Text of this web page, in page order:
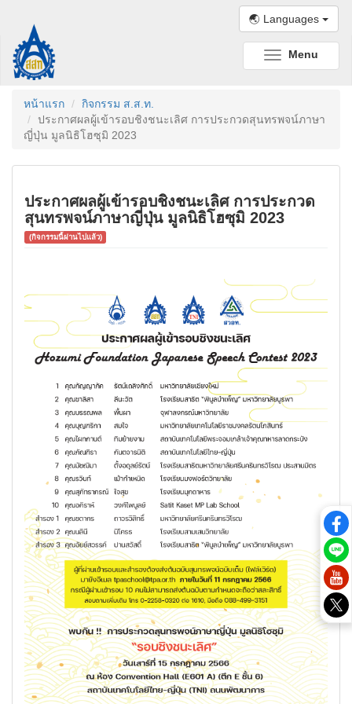
🌏 Languages
Toggle
navigation
Menu
หน้าแรก
กิจกรรม ส.ส.ท.
ประกาศผลผู้เข้ารอบชิงชนะเลิศ การประกวดสุนทรพจน์ภาษา
ญี่ปุ่น มูลนิธิโฮซุมิ 2023
ประกาศผลผู้เข้ารอบชิงชนะเลิศ การประกวด
สุนทรพจน์ภาษาญี่ปุ่น มูลนิธิโฮซุมิ 2023
(กิจกรรมนี้ผ่านไปแล้ว)